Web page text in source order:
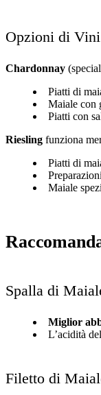
Opzioni di
Chardonnay
Piatti di
Maiale con
Piatti con
Riesling funziona
Piatti di
Maiale
Spalla di
Miglior
L’acidità
Filetto di